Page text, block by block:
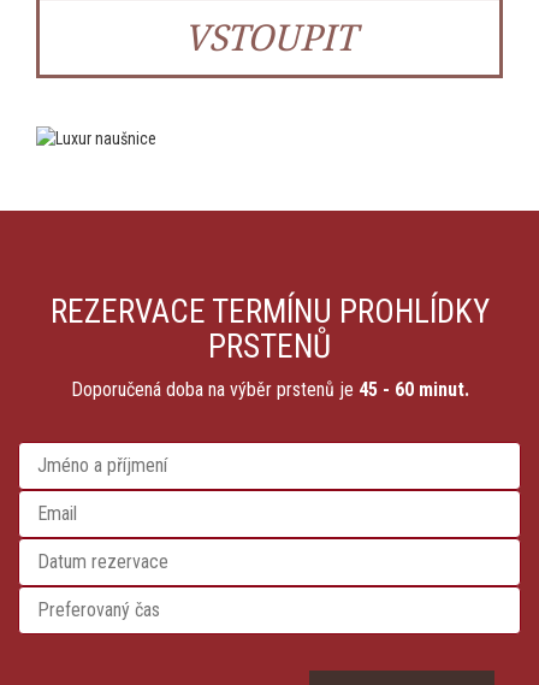
VSTOUPIT
REZERVACE TERMÍNU PROHLÍDKY
PRSTENŮ
Doporučená doba na výběr prstenů je 45 - 60 minut.